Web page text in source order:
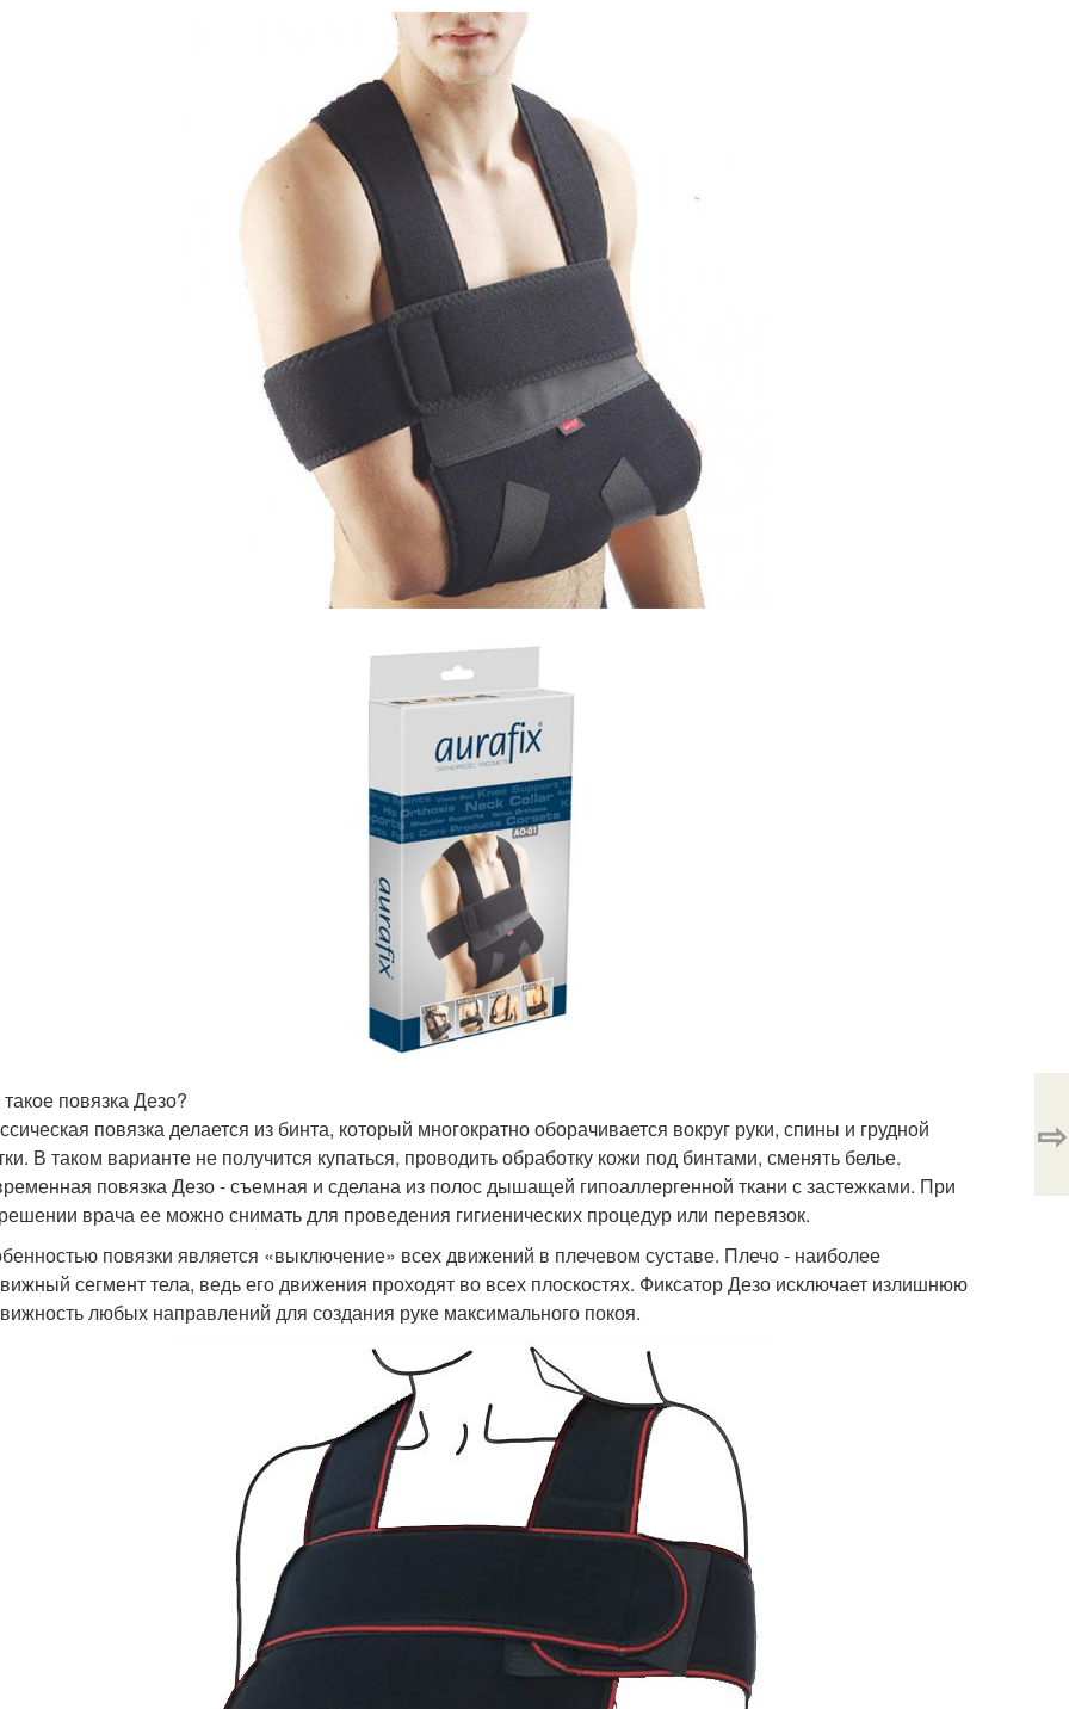
повязка Дезо?
повязка делается из бинта, который многократно оборачивается вокруг руки, спины и грудной
В таком варианте не получится купаться, проводить обработку кожи под бинтами, сменять белье.
повязка Дезо - съемная и сделана из полос дышащей гипоаллергенной ткани с застежками. При
врача ее можно снимать для проведения гигиенических процедур или перевязок.
повязки является «выключение» всех движений в плечевом суставе. Плечо - наиболее
сегмент тела, ведь его движения проходят во всех плоскостях. Фиксатор Дезо исключает излишнюю
любых направлений для создания руке максимального покоя.
⇨